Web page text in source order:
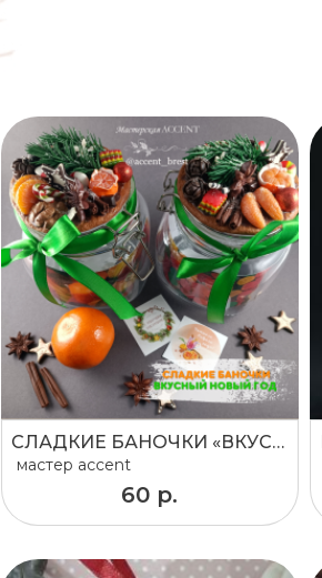
СЛАДКИЕ БАНОЧКИ «ВКУСНЫЙ НОВЫЙ ГОД»
мастер accent
60 р.